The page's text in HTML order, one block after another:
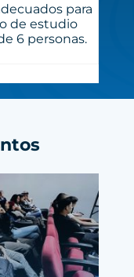
para
de estudio
6 personas.